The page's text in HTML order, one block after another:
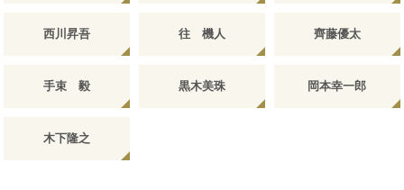
西川昇吾 往 機人 齊藤優太
手束 毅 黒木美珠 岡本幸一郎
木下隆之